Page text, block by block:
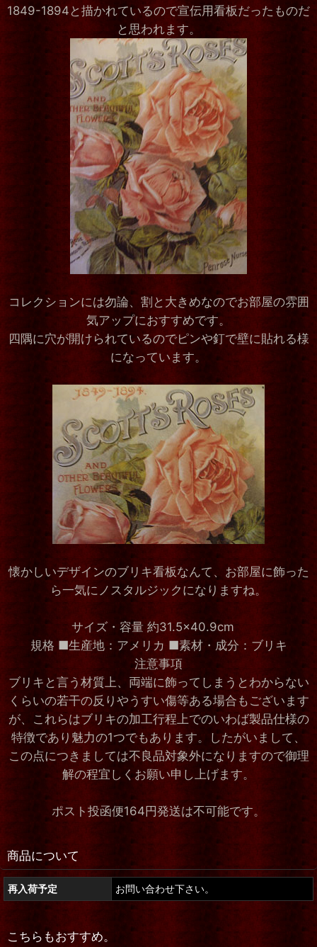
1849-1894と描かれているので宣伝用看板だったものだ
と思われます。
コレクションには勿論、割と大きめなのでお部屋の雰囲
気アップにおすすめです。
四隅に穴が開けられているのでピンや釘で壁に貼れる様
になっています。
懐かしいデザインのブリキ看板なんて、お部屋に飾った
ら一気にノスタルジックになりますね。
サイズ・容量 約31.5×40.9cm
規格 ■生産地：アメリカ ■素材・成分：ブリキ
注意事項
ブリキと言う材質上、両端に飾ってしまうとわからない
くらいの若干の反りやうすい傷等ある場合もございます
が、これらはブリキの加工行程上でのいわば製品仕様の
特徴であり魅力の1つでもあります。したがいまして、
この点につきましては不良品対象外になりますので御理
解の程宜しくお願い申し上げます。
ポスト投函便164円発送は不可能です。
商品について
再入荷予定 お問い合わせ下さい。
こちらもおすすめ。